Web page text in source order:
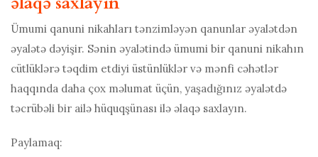
Ümumi qanuni nikahları tənzimləyən qanunlar əyalətdən
əyalətə dəyişir. Sənin əyalətində ümumi bir qanuni nikahın
cütlüklərə təqdim etdiyi üstünlüklər və mənfi cəhətlər
haqqında daha çox məlumat üçün, yaşadığınız əyalətdə
təcrübəli bir ailə hüquqşünası ilə əlaqə saxlayın.
Paylamaq: